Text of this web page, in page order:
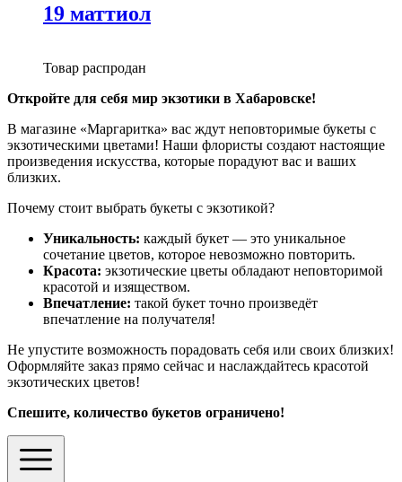
19 маттиол
Товар распродан
Откройте для себя мир экзотики в Хабаровске!
В магазине «Маргаритка» вас ждут неповторимые букеты с
экзотическими цветами! Наши флористы создают настоящие
произведения искусства, которые порадуют вас и ваших
близких.
Почему стоит выбрать букеты с экзотикой?
Уникальность: каждый букет — это уникальное
сочетание цветов, которое невозможно повторить.
Красота: экзотические цветы обладают неповторимой
красотой и изяществом.
Впечатление: такой букет точно произведёт
впечатление на получателя!
Не упустите возможность порадовать себя или своих близких!
Оформляйте заказ прямо сейчас и наслаждайтесь красотой
экзотических цветов!
Спешите, количество букетов ограничено!